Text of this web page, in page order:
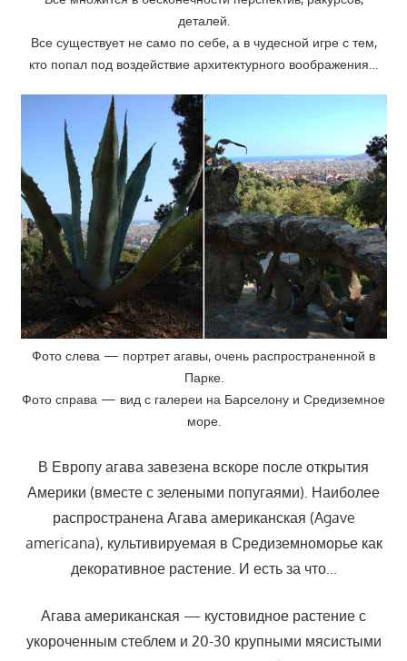
деталей.
Все существует не само по себе, а в чудесной игре с тем,
кто попал под воздействие архитектурного воображения…
Фото слева — портрет агавы, очень распространенной в
Парке.
Фото справа — вид с галереи на Барселону и Средиземное
море.
В Европу агава завезена вскоре после открытия
Америки (вместе с зелеными попугаями). Наиболее
распространена Агава американская (Agave
americana), культивируемая в Средиземноморье как
декоративное растение. И есть за что…
Агава американская — кустовидное растение с
укороченным стеблем и 20-30 крупными мясистыми